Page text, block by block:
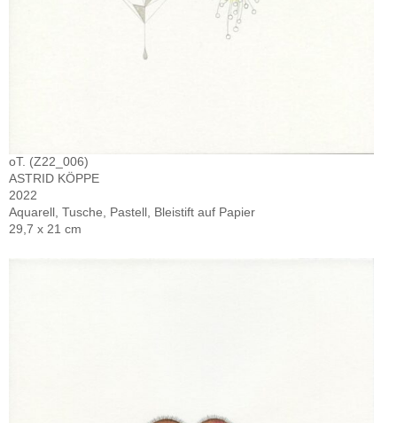
oT. (Z22_006)
ASTRID KÖPPE
2022
Aquarell, Tusche, Pastell, Bleistift auf Papier
29,7 x 21 cm